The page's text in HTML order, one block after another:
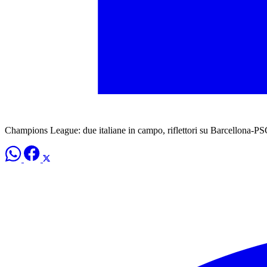
Champions League: due italiane in campo, riflettori su Barcellona-